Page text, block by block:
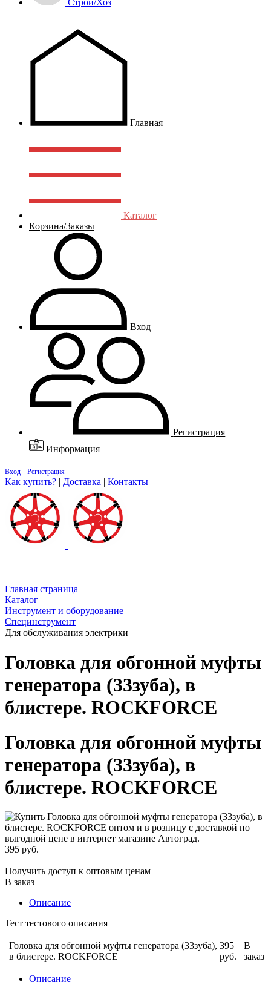
Строй/Хоз
Главная
Каталог
Корзина/Заказы
Вход
Регистрация
Информация
Вход | Регистрация
Как купить? | Доставка | Контакты
Главная страница
Каталог
Инструмент и оборудование
Специнструмент
Для обслуживания электрики
Головка для обгонной муфты
генератора (33зуба), в
блистере. ROCKFORCE
Головка для обгонной муфты
генератора (33зуба), в
блистере. ROCKFORCE
395 руб.
Получить доступ к оптовым ценам
В заказ
Описание
Тест тестового описания
Головка для обгонной муфты генератора (33зуба),
в блистере. ROCKFORCE
395
руб.
В
заказ
Описание